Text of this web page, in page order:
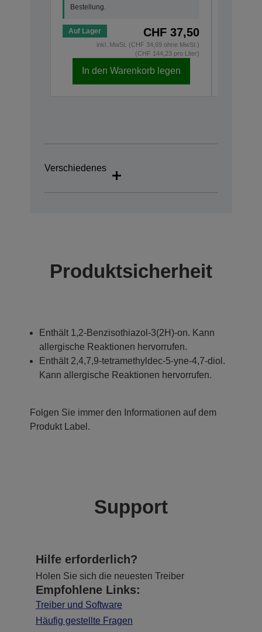
Bestellung.
Auf Lager CHF 37,50
inkl. MwSt. (CHF 34,69 ohne MwSt.)
(CHF 144,23 pro Liter)
In den Warenkorb legen
Verschiedenes
Produktsicherheit
Enthält 1,2-Benzisothiazol-3(2H)-on. Kann
allergische Reaktionen hervorrufen.
Enthält 2,4,7,9-tetramethyldec-5-yne-4,7-diol.
Kann allergische Reaktionen hervorrufen.
Folgen Sie immer den Informationen auf dem
Produkt Label.
Support
Hilfe erforderlich?
Holen Sie sich die neuesten Treiber
Empfohlene Links:
Treiber und Software
Häufig gestellte Fragen